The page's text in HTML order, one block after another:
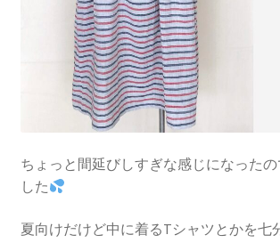
ちょっと間延びしすぎな感じになった
した
夏向けだけど中に着るTシャツとかを七